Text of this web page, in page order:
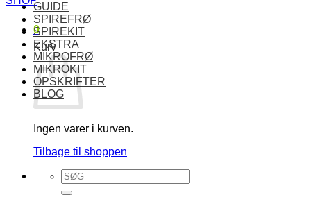
0
Kurv
Ingen varer i kurven.
Tilbage til shoppen
Søg
efter:
GUIDE
SPIREFRØ
SPIREKIT
EKSTRA
MIKROFRØ
MIKROKIT
OPSKRIFTER
BLOG